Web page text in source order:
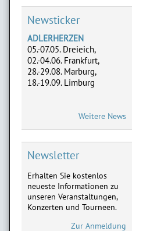
Newsticker
ADLERHERZEN
05.-07.05. Dreieich,
02.-04.06. Frankfurt,
28.-29.08. Marburg,
18.-19.09. Limburg
Neu im Vorverkauf:
28.01.2027 Limburg,
11.02.2027 Frankfurt,
03.04.2027 Marburg
MICHAEL MITTERMEIER
Neu im Vorverkauf:
08.09.2027 Limburg
09.09.2027 Göttingen
Weitere News
Newsletter
Erhalten Sie kostenlos
neueste Informationen zu
unseren Veranstaltungen,
Konzerten und Tourneen.
Zur Anmeldung